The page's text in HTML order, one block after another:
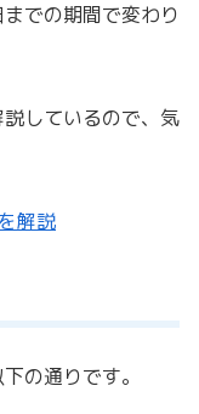
での期間で変わり
しているので、気
解説
の通りです。